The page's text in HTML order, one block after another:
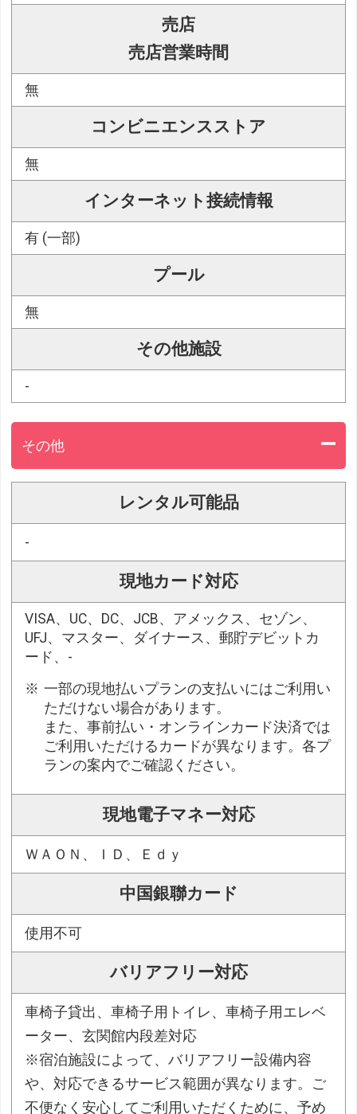
売店
売店営業時間
無
コンビニエンスストア
無
インターネット接続情報
有 (一部)
プール
無
その他施設
-
その他
レンタル可能品
-
現地カード対応
VISA、UC、DC、JCB、アメックス、セゾン、
UFJ、マスター、ダイナース、郵貯デビットカ
ード、-
一部の現地払いプランの支払いにはご利用い
ただけない場合があります。
また、事前払い・オンラインカード決済では
ご利用いただけるカードが異なります。各プ
ランの案内でご確認ください。
現地電子マネー対応
ＷＡＯＮ、ＩＤ、Ｅｄｙ
中国銀聯カード
使用不可
バリアフリー対応
車椅子貸出、車椅子用トイレ、車椅子用エレベ
ーター、玄関館内段差対応
※宿泊施設によって、バリアフリー設備内容
や、対応できるサービス範囲が異なります。ご
不便なく安心してご利用いただくために、予め